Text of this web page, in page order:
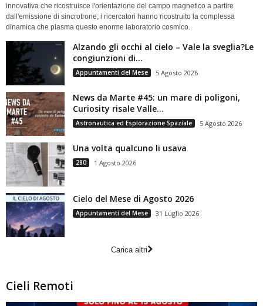
innovativa che ricostruisce l'orientazione del campo magnetico a partire
dall'emissione di sincrotrone, i ricercatori hanno ricostruito la complessa
dinamica che plasma questo enorme laboratorio cosmico.
Alzando gli occhi al cielo – Vale la sveglia?Le
congiunzioni di...
Appuntamenti del Mese 5 Agosto 2026
News da Marte #45: un mare di poligoni,
Curiosity risale Valle...
Astronautica ed Esplorazione Spaziale 5 Agosto 2026
Una volta qualcuno li usava
280 1 Agosto 2026
Cielo del Mese di Agosto 2026
Appuntamenti del Mese 31 Luglio 2026
Carica altri
Cieli Remoti